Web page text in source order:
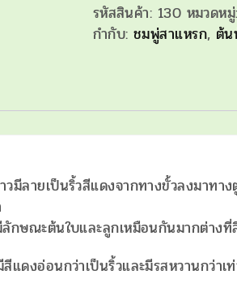
ชิ้น
รหัสสินค้า: 130 หมวดห
กำกับ: ชมพู่สาแหรก, ต้
มีลายเป็นริ้วสีแดงจากทางขั้วลงมาทา
กษณะต้นใบและลูกเหมือนกันมากต่างที่
แดงอ่อนกว่าเป็นริ้วและมีรสหวานกว่า